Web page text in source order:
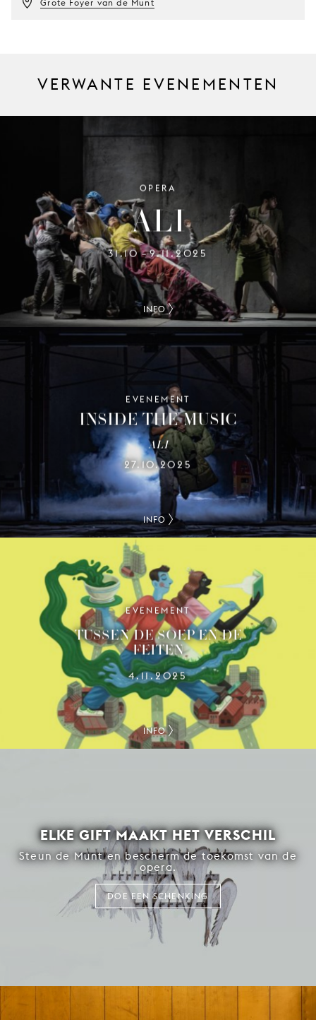
Grote Foyer van de Munt
VERWANTE EVENEMENTEN
OPERA
ALI
31.10–9.11.2025
INFO
EVENEMENT
INSIDE THE MUSIC
ALI
27.10.2025
INFO
EVENEMENT
TUSSEN DE SOEP EN DE
FEITEN
4.11.2025
INFO
ELKE GIFT MAAKT HET VERSCHIL
Steun de Munt en bescherm de toekomst van de
opera.
DOE EEN SCHENKING